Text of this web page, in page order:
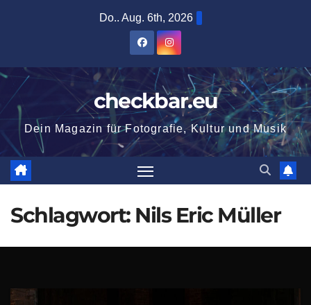
Do.. Aug. 6th, 2026
checkbar.eu
Dein Magazin für Fotografie, Kultur und Musik
Schlagwort: Nils Eric Müller